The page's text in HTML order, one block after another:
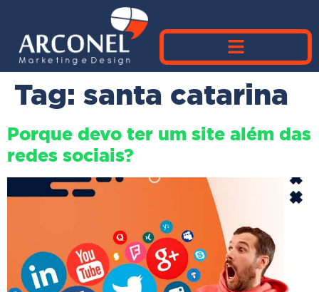
Tag: santa catarina
Porque devo ter um site além das
redes sociais?